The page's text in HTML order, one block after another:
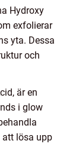
Hydroxy
exfolierar
yta. Dessa
och
är en
i glow
att lösa upp